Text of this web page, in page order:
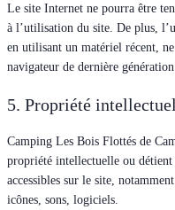
Le site Internet ne pourra être
à l’utilisation du site. De plus,
en utilisant un matériel récent,
navigateur de dernière
5. Propriété
Camping Les Bois Flottés de
propriété intellectuelle ou détient
accessibles sur le site,
icônes, sons, logiciels.